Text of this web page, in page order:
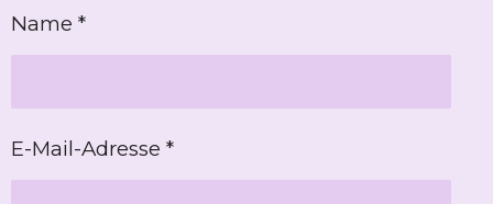
n
Name *
E-Mail-Adresse *